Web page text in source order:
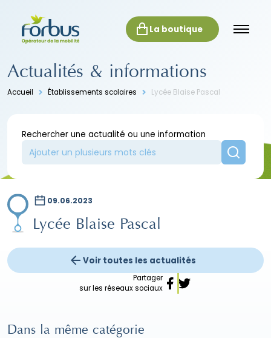
La boutique
Actualités & informations
Accueil Établissements scolaires Lycée Blaise Pascal
Rechercher une actualité ou une information
09.06.2023
Lycée Blaise Pascal
Voir toutes les actualités
Partager
sur les réseaux sociaux
Dans la même catégorie